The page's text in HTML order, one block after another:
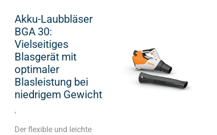
Akku-Laubbläser
BGA 30:
Vielseitiges
Blasgerät mit
optimaler
Blasleistung bei
niedrigem Gewicht
,
Der flexible und leichte